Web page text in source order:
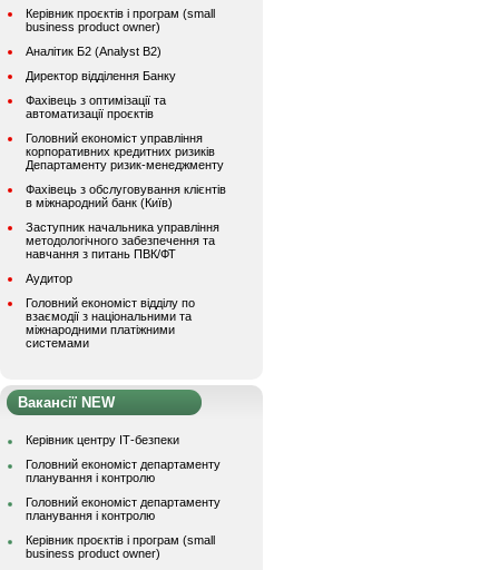
Керівник проєктів і програм (small
business product owner)
Аналітик Б2 (Analyst B2)
Директор відділення Банку
Фахівець з оптимізації та
автоматизації проєктів
Головний економіст управління
корпоративних кредитних ризиків
Департаменту ризик-менеджменту
Фахівець з обслуговування клієнтів
в міжнародний банк (Київ)
Заступник начальника управління
методологічного забезпечення та
навчання з питань ПВК/ФТ
Аудитор
Головний економіст відділу по
взаємодії з національними та
міжнародними платіжними
системами
Вакансії NEW
Керівник центру ІТ-безпеки
Головний економіст департаменту
планування і контролю
Головний економіст департаменту
планування і контролю
Керівник проєктів і програм (small
business product owner)